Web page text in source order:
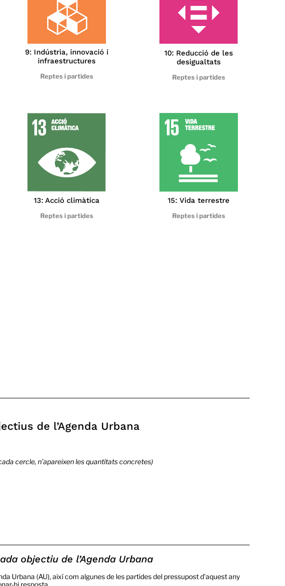
9: Indústria, innovació i
infraestructures
Reptes i partides
10: Reducció de les
desigualtats
Reptes i partides
13: Acció climàtica
Reptes i partides
15: Vida terrestre
Reptes i partides
de l’Agenda Urbana
cercle, n’apareixen les quantitats concretes)
objectiu de l’Agenda Urbana
Urbana (AU), així com algunes de les partides del pressupost d’aquest any
hi resposta.